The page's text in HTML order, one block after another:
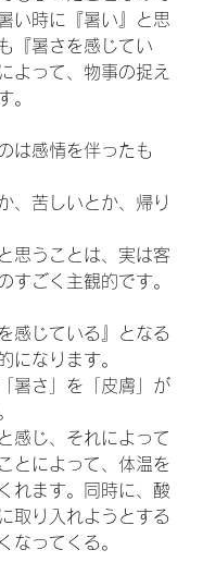
い時に『暑い』と思
『暑さを感じてい
よって、物事の捉え
。
は感情を伴ったも
、苦しいとか、帰り
思うことは、実は客
すごく主観的です。
感じている』となる
になります。
暑さ」を「皮膚」が
感じ、それによって
とによって、体温を
れます。同時に、酸
取り入れようとする
なってくる。